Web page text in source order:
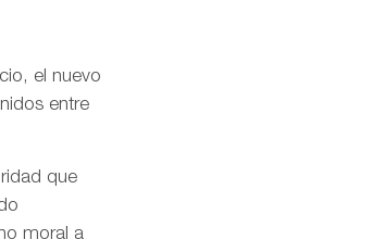
el nuevo
entre
que
moral a